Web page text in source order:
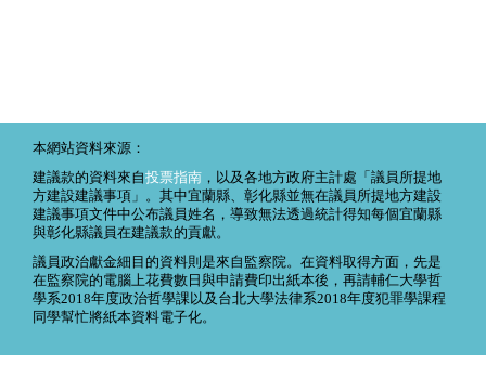
本網站資料來源：
建議款的資料來自投票指南 ，以及各地方政府主計處「議員所提地
方建設建議事項」。其中宜蘭縣、彰化縣並無在議員所提地方建設
建議事項文件中公布議員姓名，導致無法透過統計得知每個宜蘭縣
與彰化縣議員在建議款的貢獻。
議員政治獻金細目的資料則是來自監察院。在資料取得方面，先是
在監察院的電腦上花費數日與申請費印出紙本後，再請輔仁大學哲
學系2018年度政治哲學課以及台北大學法律系2018年度犯罪學課程
同學幫忙將紙本資料電子化。